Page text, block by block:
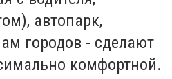
автопарк,
городов - сделают
комфортной.